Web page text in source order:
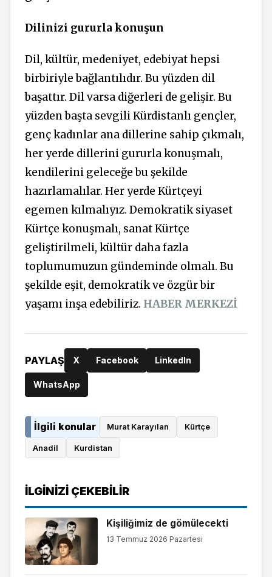
Dilinizi gururla konuşun
Dil, kültür, medeniyet, edebiyat hepsi
birbiriyle bağlantılıdır. Bu yüzden dil
başattır. Dil varsa diğerleri de gelişir. Bu
yüzden başta sevgili Kürdistanlı gençler,
genç kadınlar ana dillerine sahip çıkmalı,
her yerde dillerini gururla konuşmalı,
kendilerini geleceğe bu şekilde
hazırlamalılar. Her yerde Kürtçeyi
egemen kılmalıyız. Demokratik siyaset
Kürtçe konuşmalı, sanat Kürtçe
geliştirilmeli, kültür daha fazla
toplumumuzun gündeminde olmalı. Bu
şekilde eşit, demokratik ve özgür bir
yaşamı inşa edebiliriz. HABER MERKEZİ
PAYLAŞ X Facebook LinkedIn
WhatsApp
İlgili konular Murat Karayılan Kürtçe
Anadil Kurdistan
İLGINIZI ÇEKEBILIR
Kişiliğimiz de gömülecekti
13 Temmuz 2026 Pazartesi